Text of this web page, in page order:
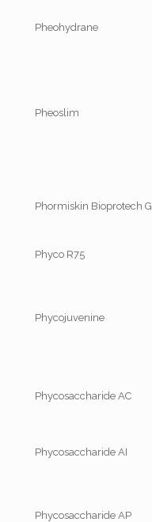
Pheohydrane
Pheoslim
Phormiskin Bioprotech G
Phyco R75
Phycojuvenine
Phycosaccharide AC
Phycosaccharide AI
Phycosaccharide AP